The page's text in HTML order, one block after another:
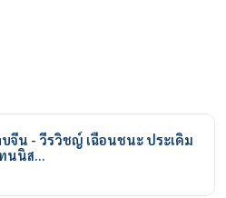
จีน - วีรวิชญ์ เฉือนชนะ ประเดิม
นนิส…